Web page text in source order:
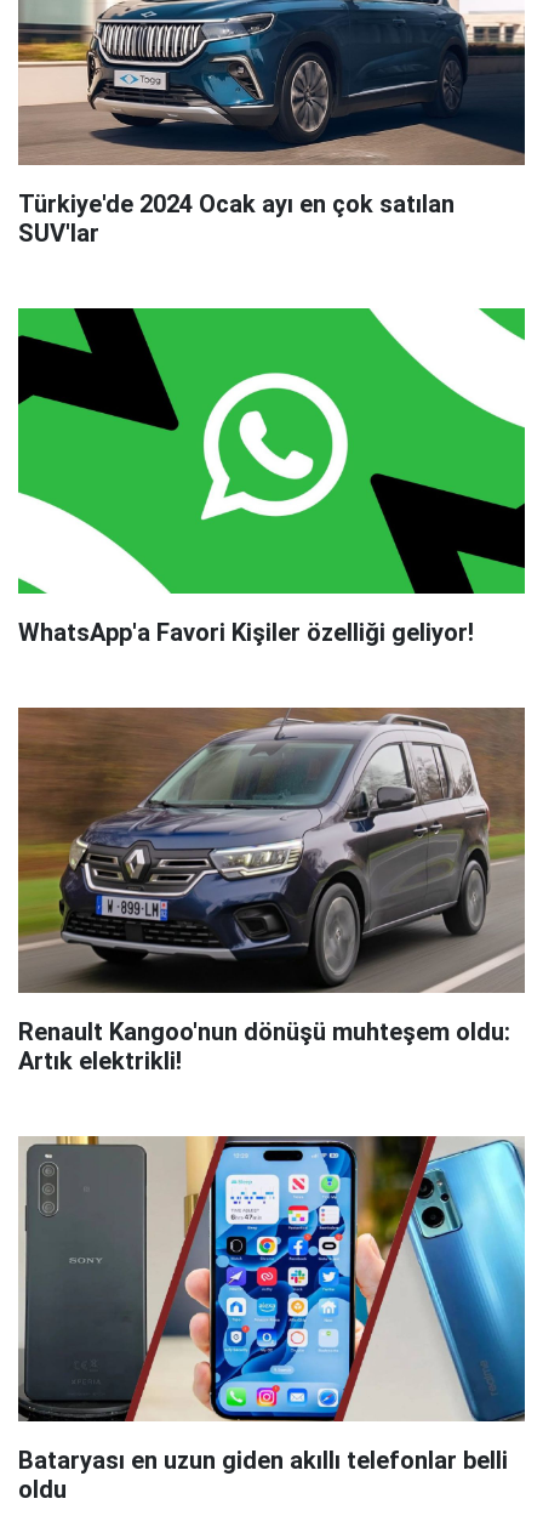
Türkiye'de 2024 Ocak ayı en çok satılan
SUV'lar
WhatsApp'a Favori Kişiler özelliği geliyor!
Renault Kangoo'nun dönüşü muhteşem oldu:
Artık elektrikli!
Bataryası en uzun giden akıllı telefonlar belli
oldu